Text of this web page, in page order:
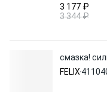
3 177 ₽
3 344 ₽
смазка!
FELIX